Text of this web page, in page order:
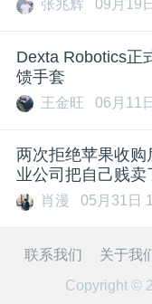
张兆辉 09月19
Dexta Robotics正
馈手套
王金旺 06月11
两次拒绝苹果收购
业公司把自己贱卖
肖漫 05月31日
联系我们 关于我
Copyright ©